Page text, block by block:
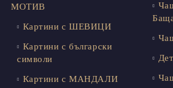
МОТИВ
Картини с ШЕВИЦИ
Картини с български
символи
Картини с МАНДАЛИ